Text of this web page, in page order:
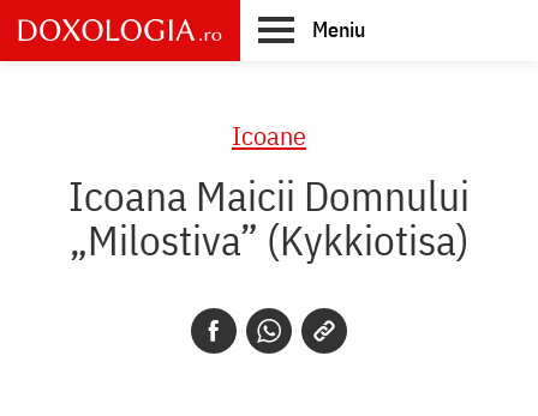
Skip
to
main
Meniu
Icoane
Icoana Maicii Domnului
„Milostiva” (Kykkiotisa)